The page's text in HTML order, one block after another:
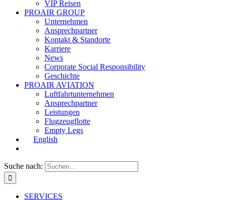
VIP Reisen
PROAIR GROUP
Unternehmen
Ansprechpartner
Kontakt & Standorte
Karriere
News
Corporate Social Responsibility
Geschichte
PROAIR AVIATION
Luftfahrtunternehmen
Ansprechpartner
Leistungen
Flugzeugflotte
Empty Legs
English
Suche nach:
SERVICES